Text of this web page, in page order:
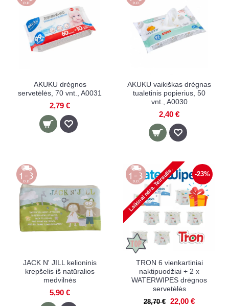
AKUKU drėgnos
servetėlės, 70 vnt., A0031
2,79 €
AKUKU vaikiškas drėgnas
tualetinis popierius, 50
vnt., A0030
2,40 €
JACK N' JILL kelioninis
krepšelis iš natūralios
medvilnės
5,90 €
-23%
TRON 6 vienkartiniai
naktipuodžiai + 2 x
WATERWIPES drėgnos
servetėlės
28,70 € 22,00 €